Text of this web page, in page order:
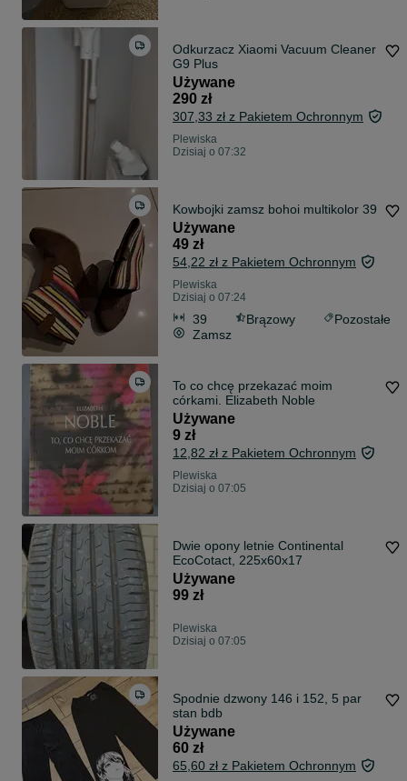
Odkurzacz Xiaomi Vacuum Cleaner
G9 Plus
Używane
290 zł
307,33 zł z Pakietem Ochronnym
Plewiska
Dzisiaj o 07:32
Kowbojki zamsz bohoi multikolor 39
Używane
49 zł
54,22 zł z Pakietem Ochronnym
Plewiska
Dzisiaj o 07:24
39 Brązowy
Pozostałe
Zamsz
To co chcę przekazać moim
córkami. Elizabeth Noble
Używane
9 zł
12,82 zł z Pakietem Ochronnym
Plewiska
Dzisiaj o 07:05
Dwie opony letnie Continental
EcoCotact, 225x60x17
Używane
99 zł
Plewiska
Dzisiaj o 07:05
Spodnie dzwony 146 i 152, 5 par
stan bdb
Używane
60 zł
65,60 zł z Pakietem Ochronnym